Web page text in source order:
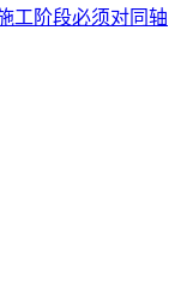
工阶段必须对同轴